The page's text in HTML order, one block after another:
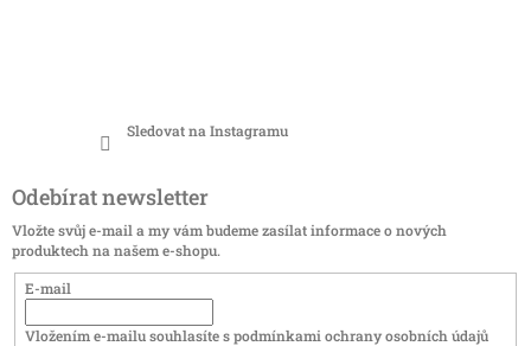
Sledovat na Instagramu
Odebírat newsletter
Vložte svůj e-mail a my vám budeme zasílat informace o nových
produktech na našem e-shopu.
E-mail
Vložením e-mailu souhlasíte spodmínkami ochrany osobních údajů